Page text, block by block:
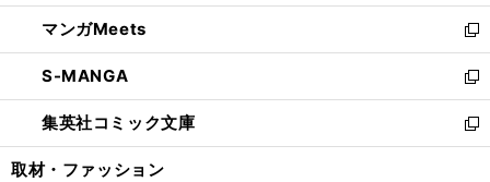
開
く
ウ
で
開
く
ン
ド
ウ
で
開
く
ウ
ィ
ン
ド
ウ
で
開
し
い
ウ
ィ
ン
ド
ウ
マンガMeets
新
し
い
ウ
ィ
ン
S-MANGA
新
し
い
ウ
集英社コミック文庫
新
し
取材・ファッション